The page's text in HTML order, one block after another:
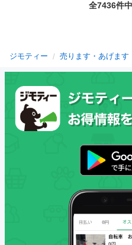
全7436件
ジモティー 売ります・あげます